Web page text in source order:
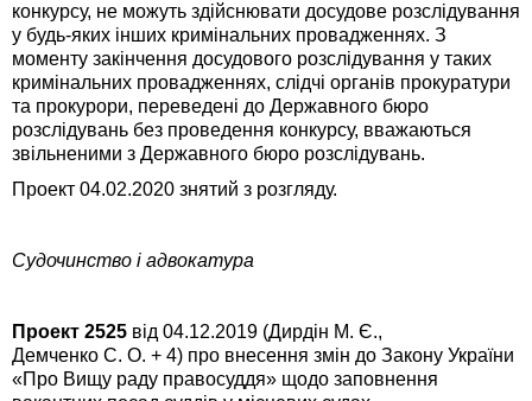
конкурсу, не можуть здійснювати досудове розслідування
у будь-яких інших кримінальних провадженнях. З
моменту закінчення досудового розслідування у таких
кримінальних провадженнях, слідчі органів прокуратури
та прокурори, переведені до Державного бюро
розслідувань без проведення конкурсу, вважаються
звільненими з Державного бюро розслідувань.
Проект 04.02.2020 знятий з розгляду.
Судочинство і адвокатура
Проект 2525 від 04.12.2019 (Дирдін М. Є.,
Демченко С. О. + 4) про внесення змін до Закону України
«Про Вищу раду правосуддя» щодо заповнення